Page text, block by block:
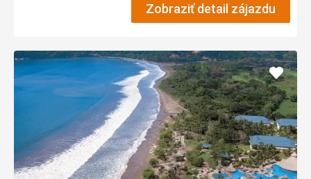
Zobraziť detail zájazdu
Pridať
do